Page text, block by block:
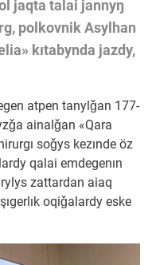
jaqta talai jannyŋ
polkovnik Asylhan
kıtabynda jazdy,
atpen tanylǧan 177-
ainalǧan «Qara
soǧys kezınde öz
qalai emdegenın
zattardan aiaq
oqiǧalardy eske